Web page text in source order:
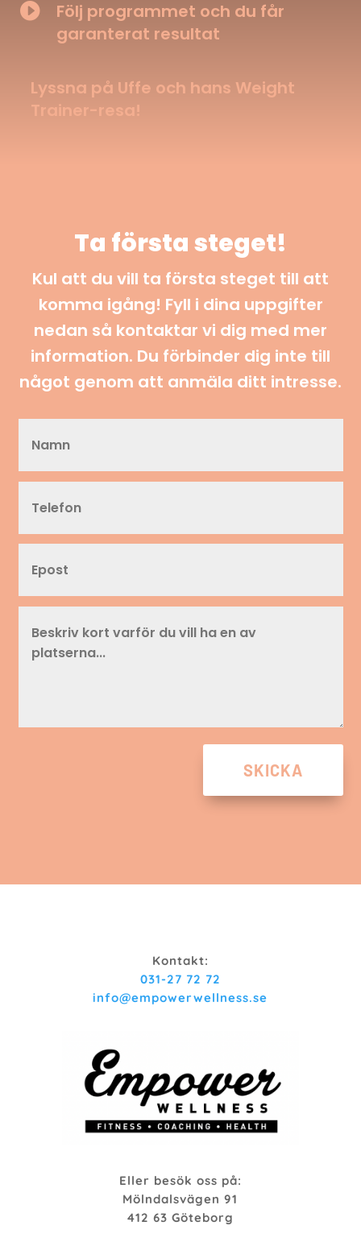

Följ programmet och du får
garanterat resultat
Lyssna på Uffe och hans Weight
Trainer-resa!
Ta första steget!
Kul att du vill ta första steget till att
komma igång! Fyll i dina uppgifter
nedan så kontaktar vi dig med mer
information. Du förbinder dig inte till
något genom att anmäla ditt intresse.
SKICKA
Kontakt:
031-27 72 72
info@empowerwellness.se
Eller besök oss på:
Mölndalsvägen 91
412 63 Göteborg